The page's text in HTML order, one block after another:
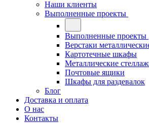
Наши клиенты
Выполненные проекты
Выполненные проекты
Верстаки
Картотечные шкафы
Металлические
Почтовые ящики
Шкафы для раздевалок
Блог
Доставка и оплата
О нас
Контакты